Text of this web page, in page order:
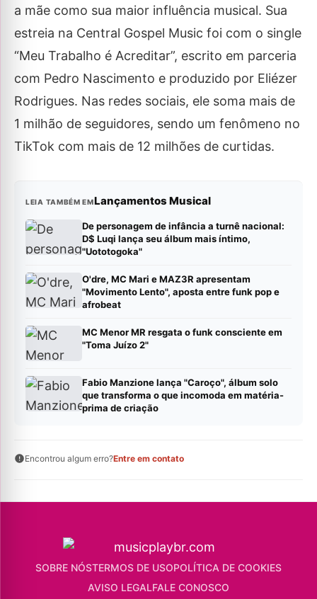
a mãe como sua maior influência musical. Sua
estreia na Central Gospel Music foi com o single
“Meu Trabalho é Acreditar”, escrito em parceria
com Pedro Nascimento e produzido por Eliézer
Rodrigues. Nas redes sociais, ele soma mais de
1 milhão de seguidores, sendo um fenômeno no
TikTok com mais de 12 milhões de curtidas.
LEIA TAMBÉM EMLançamentos Musical
De personagem de infância a turnê nacional:
D$ Luqi lança seu álbum mais íntimo,
"Uototogoka"
O'dre, MC Mari e MAZ3R apresentam
"Movimento Lento", aposta entre funk pop e
afrobeat
MC Menor MR resgata o funk consciente em
"Toma Juízo 2"
Fabio Manzione lança "Caroço", álbum solo
que transforma o que incomoda em matéria-
prima de criação
Encontrou algum erro?Entre em contato
SOBRE NÓSTERMOS DE USOPOLÍTICA DE COOKIES
AVISO LEGALFALE CONOSCO